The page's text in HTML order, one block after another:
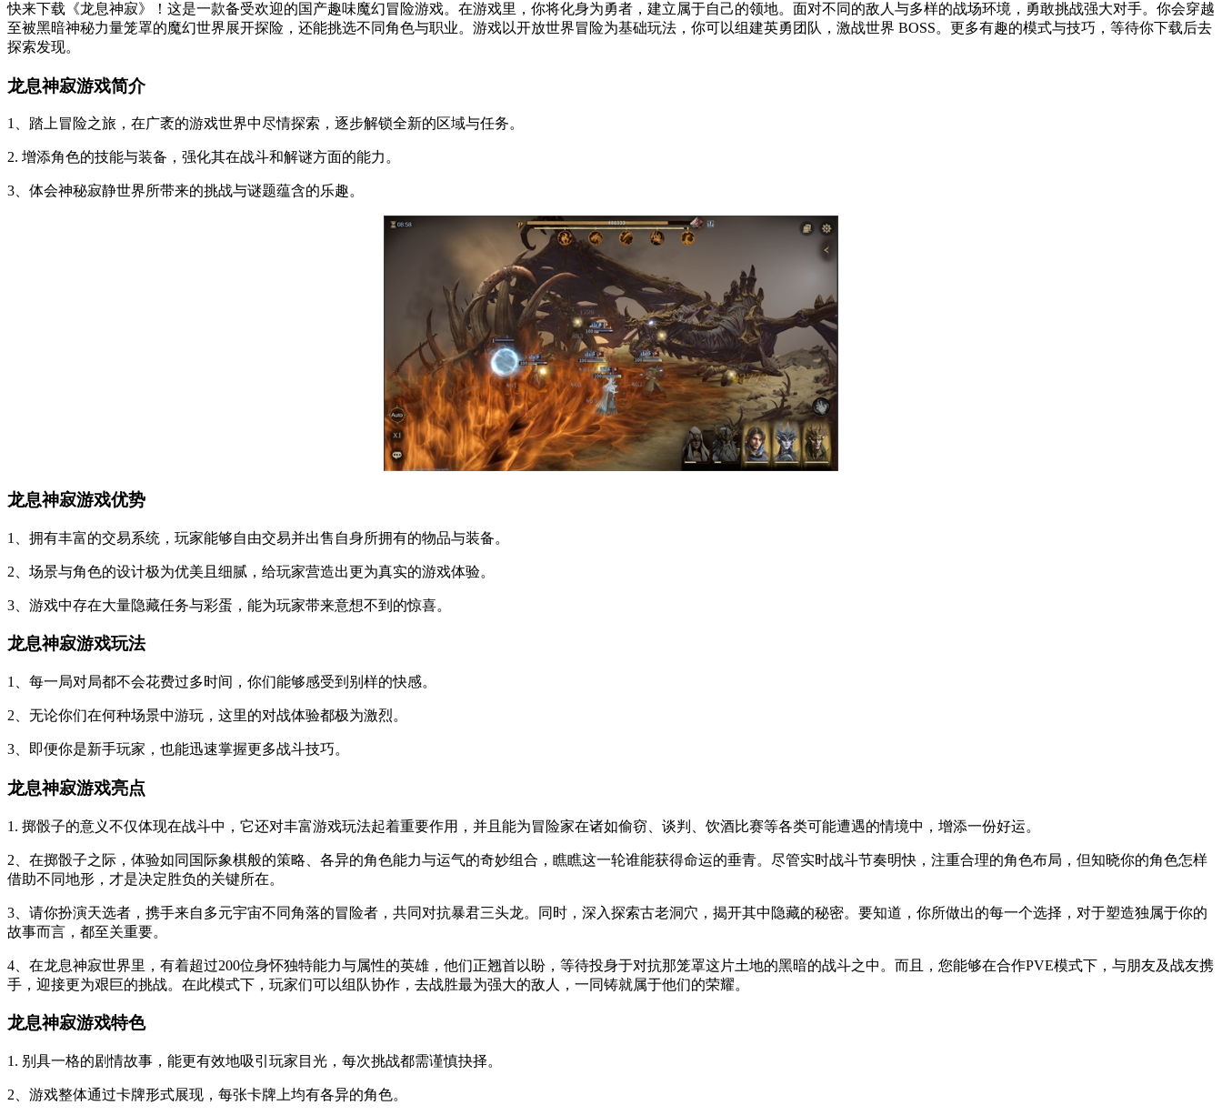
快来下载《龙息神寂》！这是一款备受欢迎的国产趣味魔幻冒险游戏。在游戏里，你将化身为勇者，建立属于自己的领地。面对不同的敌人与多样的战场环境，勇敢挑战强大对手。你会穿越
至被黑暗神秘力量笼罩的魔幻世界展开探险，还能挑选不同角色与职业。游戏以开放世界冒险为基础玩法，你可以组建英勇团队，激战世界 BOSS。更多有趣的模式与技巧，等待你下载后去
探索发现。
龙息神寂游戏简介
1、踏上冒险之旅，在广袤的游戏世界中尽情探索，逐步解锁全新的区域与任务。
2. 增添角色的技能与装备，强化其在战斗和解谜方面的能力。
3、体会神秘寂静世界所带来的挑战与谜题蕴含的乐趣。
龙息神寂游戏优势
1、拥有丰富的交易系统，玩家能够自由交易并出售自身所拥有的物品与装备。
2、场景与角色的设计极为优美且细腻，给玩家营造出更为真实的游戏体验。
3、游戏中存在大量隐藏任务与彩蛋，能为玩家带来意想不到的惊喜。
龙息神寂游戏玩法
1、每一局对局都不会花费过多时间，你们能够感受到别样的快感。
2、无论你们在何种场景中游玩，这里的对战体验都极为激烈。
3、即便你是新手玩家，也能迅速掌握更多战斗技巧。
龙息神寂游戏亮点
1. 掷骰子的意义不仅体现在战斗中，它还对丰富游戏玩法起着重要作用，并且能为冒险家在诸如偷窃、谈判、饮酒比赛等各类可能遭遇的情境中，增添一份好运。
2、在掷骰子之际，体验如同国际象棋般的策略、各异的角色能力与运气的奇妙组合，瞧瞧这一轮谁能获得命运的垂青。尽管实时战斗节奏明快，注重合理的角色布局，但知晓你的角色怎样
借助不同地形，才是决定胜负的关键所在。
3、请你扮演天选者，携手来自多元宇宙不同角落的冒险者，共同对抗暴君三头龙。同时，深入探索古老洞穴，揭开其中隐藏的秘密。要知道，你所做出的每一个选择，对于塑造独属于你的
故事而言，都至关重要。
4、在龙息神寂世界里，有着超过200位身怀独特能力与属性的英雄，他们正翘首以盼，等待投身于对抗那笼罩这片土地的黑暗的战斗之中。而且，您能够在合作PVE模式下，与朋友及战友携
手，迎接更为艰巨的挑战。在此模式下，玩家们可以组队协作，去战胜最为强大的敌人，一同铸就属于他们的荣耀。
龙息神寂游戏特色
1. 别具一格的剧情故事，能更有效地吸引玩家目光，每次挑战都需谨慎抉择。
2、游戏整体通过卡牌形式展现，每张卡牌上均有各异的角色。